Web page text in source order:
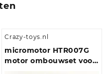
Crazy-toys.nl
micromotor HTR007G
motor ombouwset voor